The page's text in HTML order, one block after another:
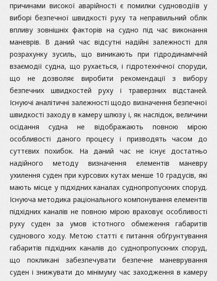
причинами високої аварійності є помилки судноводіїв у
виборі безпечної швидкості руху та неправильний облік
впливу зовнішніх факторів на судно під час виконання
маневрів. В даний час відсутні надійні залежності для
розрахунку зусиль, що виникають при гідродинамічній
взаємодії судна, що рухається, і гідротехнічної споруди,
що не дозволяє виробити рекомендації з вибору
безпечних швидкостей руху і траверзних відстаней.
Існуючі аналітичні залежності щодо визначення безпечної
швидкості заходу в камеру шлюзу і, як наслідок, величини
осідання судна не відображають повною мірою
особливості даного процесу і призводять часом до
суттєвих похибок. На даний час не існує достатньо
надійного методу визначення елементів маневру
ухилення суден при курсових кутах менше 10 градусів, які
мають місце у підхідних каналах суднопропускних споруд.
Існуюча методика раціонального компонування елементів
підхідних каналів не повною мірою враховує особливості
руху суден за умов істотного обмеження габаритів
суднового ходу. Метою статті є питання обґрунтування
габаритів підхідних каналів до суднопропускних споруд,
що покликані забезпечувати безпечне маневрування
суден і знижувати до мінімуму час заходження в камеру